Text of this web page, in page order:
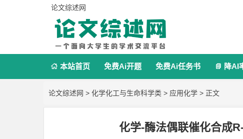
论文综述网
 本站首页 免费Ai开题 免费Ai任务书  降AI
论文综述网 > 化学化工与生命科学类 > 应用化学 > 正文
化学-酶法偶联催化合成